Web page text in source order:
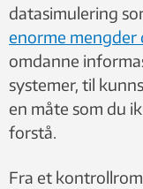
datasimulering
enorme mengder
omdanne
systemer, til
en måte som du
forstå.
Fra et